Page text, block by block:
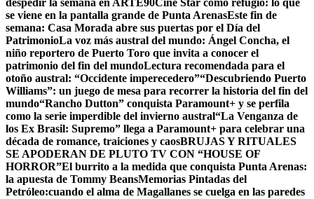
despedir la semana en ARTE90Cine Star como refugio: lo que
se viene en la pantalla grande de Punta ArenasEste fin de
semana: Casa Morada abre sus puertas por el Día del
PatrimonioLa voz más austral del mundo: Ángel Concha, el
niño reportero de Puerto Toro que invita a conocer el
patrimonio del fin del mundoLectura recomendada para el
otoño austral: “Occidente imperecedero”“Descubriendo Puerto
Williams”: un juego de mesa para recorrer la historia del fin del
mundo“Rancho Dutton” conquista Paramount+ y se perfila
como la serie imperdible del invierno austral“La Venganza de
los Ex Brasil: Supremo” llega a Paramount+ para celebrar una
década de romance, traiciones y caosBRUJAS Y RITUALES
SE APODERAN DE PLUTO TV CON “HOUSE OF
HORROR”El burrito a la medida que conquista Punta Arenas:
la apuesta de Tommy BeansMemorias Pintadas del
Petróleo:cuando el alma de Magallanes se cuelga en las paredes